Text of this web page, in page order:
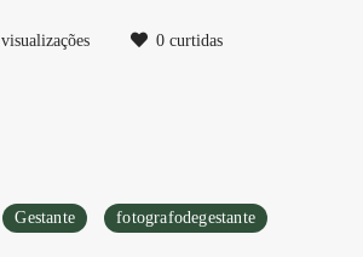
visualizações 0 curtidas
Gestante fotografodegestante